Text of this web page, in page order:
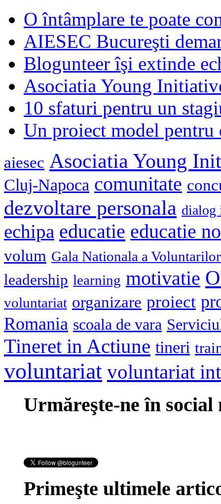
O întâmplare te poate
AIESEC Bucureşti
Blogunteer îşi extinde
Asociatia Young
10 sfaturi pentru un
Un proiect model
aiesec Asociatia Young
Cluj-Napoca comunitate
dezvoltare personala dialog
echipa educatie educatie
volum Gala Nationala a Voluntarilor
leadership learning motivatie
voluntariat organizare proiect
Romania scoala de vara
Tineret in Actiune tineri
voluntariat voluntariat
Urmăreşte-ne în social
Primeşte ultimele